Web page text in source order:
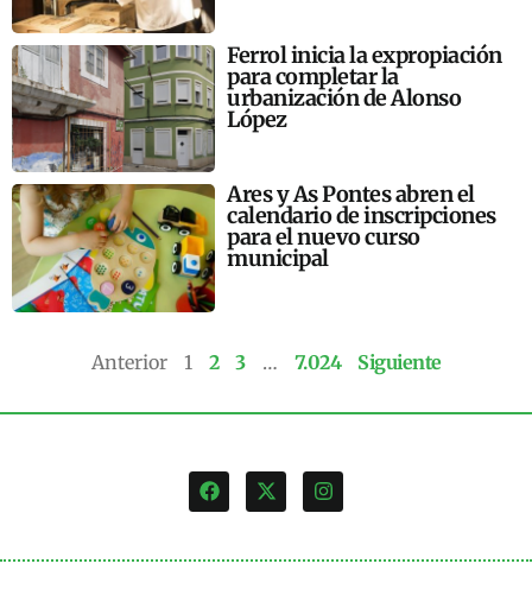
Ferrol inicia la expropiación
para completar la
urbanización de Alonso
López
Ares y As Pontes abren el
calendario de inscripciones
para el nuevo curso
municipal
Anterior 1 2 3 … 7.024 Siguiente